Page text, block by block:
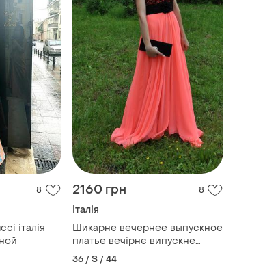
8
італія
2160 грн 8
Італія
Шикарне вечернее выпускное
платье вечірнє випускне
сукня плаття
36 / S / 44